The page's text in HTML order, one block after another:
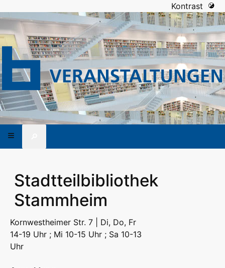
Kontrast
Stadtteilbibliothek
Stammheim
Kornwestheimer Str. 7 | Di, Do, Fr
14-19 Uhr ; Mi 10-15 Uhr ; Sa 10-13
Uhr